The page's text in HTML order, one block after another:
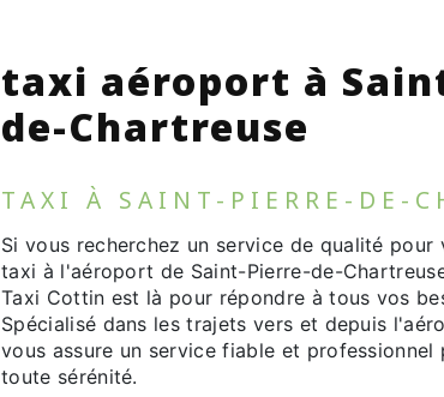
taxi aéroport à
de-Chartreuse
TAXI À SAINT-PIERRE-DE-
Si vous recherchez un service de qualité pour
taxi à l'aéroport de Saint-Pierre-de-
Taxi Cottin est là pour répondre à tous vos
Spécialisé dans les trajets vers et depuis
vous assure un service fiable et professionnel
toute sérénité.